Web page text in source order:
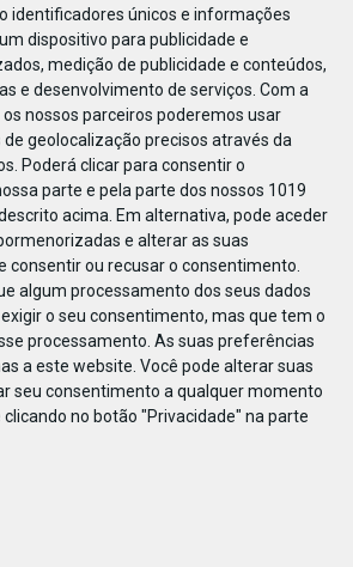
identificadores únicos e informações
dispositivo para publicidade e
medição de publicidade e conteúdos,
e desenvolvimento de serviços. Com a
nossos parceiros poderemos usar
geolocalização precisos através da
Poderá clicar para consentir o
parte e pela parte dos nossos 1019
acima. Em alternativa, pode aceder
e alterar as suas
consentir ou recusar o consentimento.
algum processamento dos seus dados
o seu consentimento, mas que tem o
processamento. As suas preferências
a este website. Você pode alterar suas
seu consentimento a qualquer momento
no botão "Privacidade" na parte